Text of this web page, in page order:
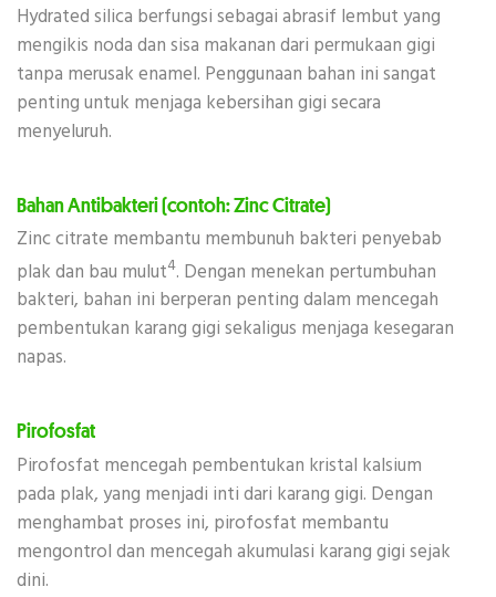
Hydrated silica berfungsi sebagai abrasif lembut yang
mengikis noda dan sisa makanan dari permukaan gigi
tanpa merusak enamel. Penggunaan bahan ini sangat
penting untuk menjaga kebersihan gigi secara
menyeluruh.
Bahan Antibakteri (contoh: Zinc Citrate)
Zinc citrate membantu membunuh bakteri penyebab
plak dan bau mulut4. Dengan menekan pertumbuhan
bakteri, bahan ini berperan penting dalam mencegah
pembentukan karang gigi sekaligus menjaga kesegaran
napas.
Pirofosfat
Pirofosfat mencegah pembentukan kristal kalsium
pada plak, yang menjadi inti dari karang gigi. Dengan
menghambat proses ini, pirofosfat membantu
mengontrol dan mencegah akumulasi karang gigi sejak
dini.